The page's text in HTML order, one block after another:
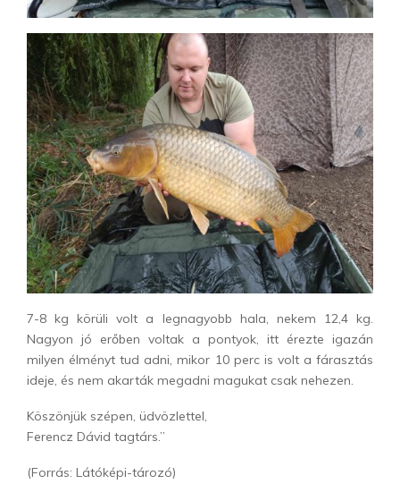
7-8 kg körüli volt a legnagyobb hala, nekem 12,4 kg.
Nagyon jó erőben voltak a pontyok, itt érezte igazán
milyen élményt tud adni, mikor 10 perc is volt a fárasztás
ideje, és nem akarták megadni magukat csak nehezen.
Köszönjük szépen, üdvözlettel,
Ferencz Dávid tagtárs.”
(Forrás: Látóképi-tározó)